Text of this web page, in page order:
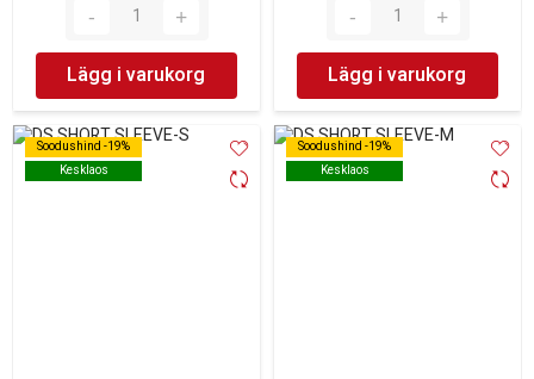
Lägg i varukorg Lägg i varukorg
Soodushind -19%
Kesklaos
Soodushind -19%
Kesklaos
Soodushind -19%
Kesklaos
Soodushind -19%
Kesklaos